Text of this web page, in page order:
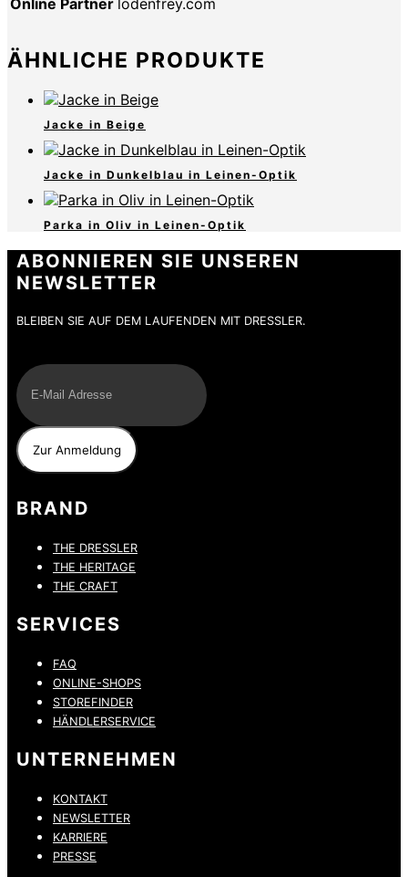
ÄHNLICHE PRODUKTE
Jacke in Beige
Jacke in Dunkelblau in Leinen-Optik
Parka in Oliv in Leinen-Optik
ABONNIEREN SIE UNSEREN
NEWSLETTER
BLEIBEN SIE AUF DEM LAUFENDEN MIT DRESSLER.
BRAND
THE DRESSLER
THE HERITAGE
THE CRAFT
SERVICES
FAQ
ONLINE-SHOPS
STOREFINDER
HÄNDLERSERVICE
UNTERNEHMEN
KONTAKT
NEWSLETTER
KARRIERE
PRESSE